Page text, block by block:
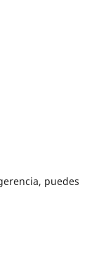
puedes